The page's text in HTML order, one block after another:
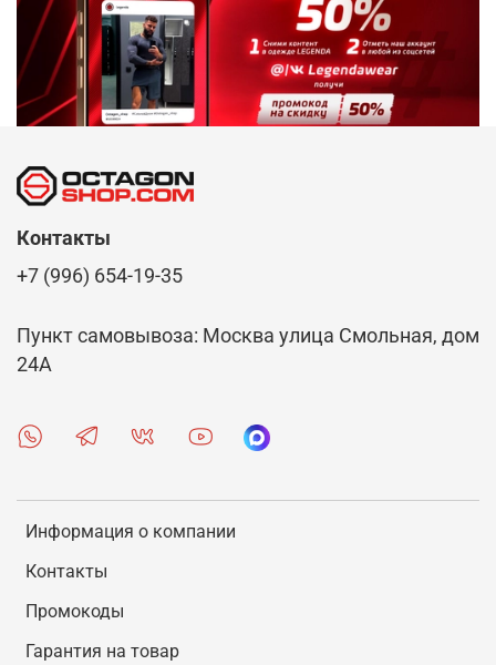
Информация о компании
Контакты
Промокоды
Гарантия на товар
Контакты
+7 (996) 654-19-35
Пункт самовывоза: Москва улица Смольная, дом
24А